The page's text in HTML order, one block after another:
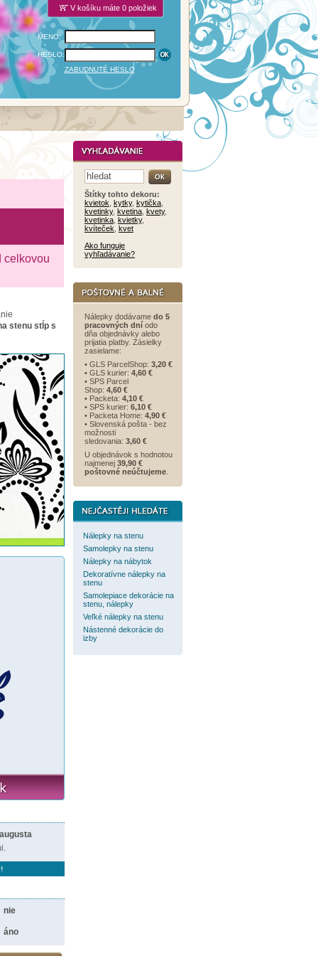
V košíku máte 0 položiek
MENO:
HESLO:
ZABUDNUTÉ HESLO
celkovou
stenu stĺp s
nie
áno
Štítky tohto dekoru:
kvietok kytky, kytička
kvetinky, kvetina kvety,
kvetinka kvietky,
kvíteček kvet
Ako funguje
vyhľadávanie?
Nálepky dodávame do 5
pracovných dní odo
dňa objednávky alebo
prijatia platby. Zásielky
zasielame:
• GLS ParcelShop: 3,20 €
• GLS kurier: 4,60 €
• SPS Parcel
Shop: 4,60 €
• Packeta: 4,10 €
• SPS kurier: 6,10 €
• Packeta Home: 4,90 €
• Slovenská pošta - bez
možnosti
sledovania: 3,60 €
U objednávok s hodnotou
najmenej 39,90 €
poštovné neúčtujeme
Nálepky na stenu
Samolepky na stenu
Nálepky na nábytok
Dekoratívne nálepky na
stenu
Samolepiace dekorácie na
stenu, nálepky
Veľké nálepky na stenu
Nástenné dekorácie do
izby